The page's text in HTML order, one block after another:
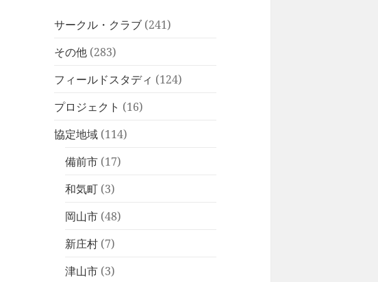
サークル・クラブ (241)
その他 (283)
フィールドスタディ (124)
プロジェクト (16)
協定地域 (114)
備前市 (17)
和気町 (3)
岡山市 (48)
新庄村 (7)
津山市 (3)